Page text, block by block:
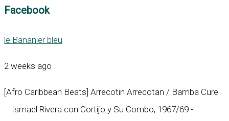
Facebook
le Bananier bleu
2 weeks ago
[Afro Caribbean Beats] Arrecotin Arrecotan / Bamba Cure
– Ismael Rivera con Cortijo y Su Combo, 1967/69 -